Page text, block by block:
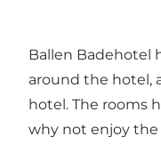
Ballen Badehotel
around the hotel,
hotel. The rooms
why not enjoy